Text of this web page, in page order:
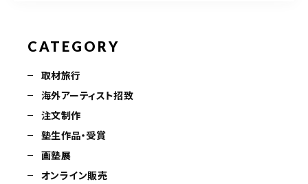
CATEGORY
取材旅行
海外アーティスト招致
注文制作
塾生作品・受賞
画塾展
オンライン販売
取材・制作のご依頼 作品購入